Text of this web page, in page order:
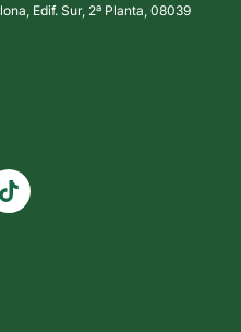
Edif. Sur, 2ª Planta, 08039